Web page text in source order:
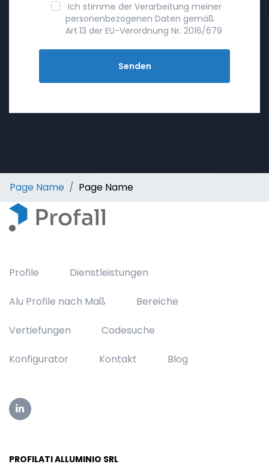
Ich stimme der Verarbeitung meiner
personenbezogenen Daten gemäß
Art.13 der EU-Verordnung Nr. 2016/679
Page Name Page Name
Profile Dienstleistungen
Alu Profile nach Maß Bereiche
Vertiefungen Codesuche
Konfigurator Kontakt Blog
PROFILATI ALLUMINIO SRL